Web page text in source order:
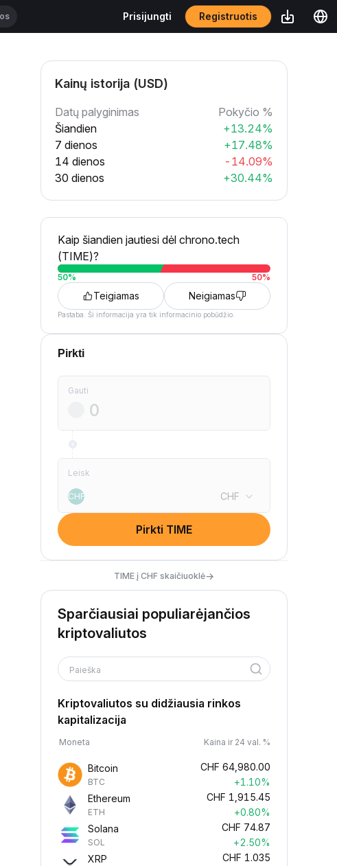
Prisijungti Registruotis
Kainų istorija (USD)
Datų palyginimas
Pokyčio %
Šiandien
+13.24%
7 dienos
+17.48%
14 dienos
-14.09%
30 dienos
+30.44%
Kaip šiandien jautiesi dėl chrono.tech
(TIME)?
50% 50%
Teigiamas Neigiamas
Pastaba. Ši informacija yra tik informacinio pobūdžio.
Pirkti
Gauti
Leisk
CHF CHF
Pirkti TIME
TIME į CHF skaičiuoklė→
Sparčiausiai populiarėjančios
kriptovaliutos
Paieška
Kriptovaliutos su didžiausia rinkos
kapitalizacija
Moneta Kaina ir 24 val. %
Bitcoin
BTC
CHF 64,980.00
+1.10%
Ethereum
ETH
CHF 1,915.45
+0.80%
Solana
SOL
CHF 74.87
+2.50%
XRP
CHF 1.035